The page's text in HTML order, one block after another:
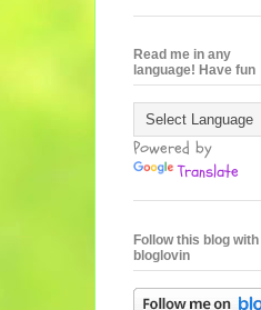
Read me in any
language! Have fun
Powered by
Translate
Follow this blog with
bloglovin